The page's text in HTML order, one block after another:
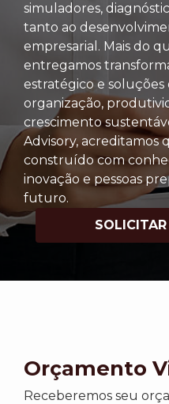
simuladores,
tanto ao
empresarial. Mais do
entregamos
estratégico e
organização,
crescimento
Advisory, acreditamos
construído com
inovação e pessoas
futuro.
Orçamento
Receberemos seu